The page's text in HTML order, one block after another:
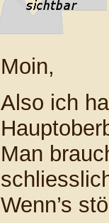
Moin,
Also ich
Man
Wenn’s